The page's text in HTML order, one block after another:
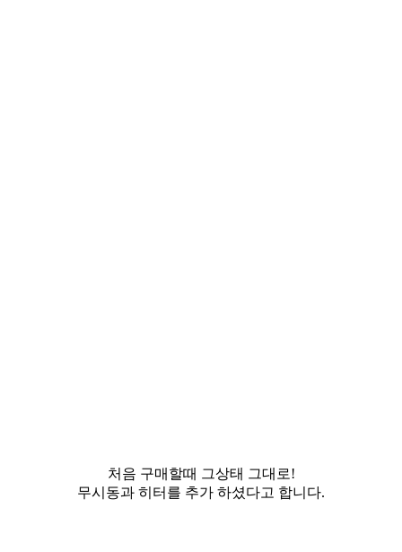
처음 구매할때 그상태 그대로!
무시동과 히터를 추가 하셨다고 합니다.